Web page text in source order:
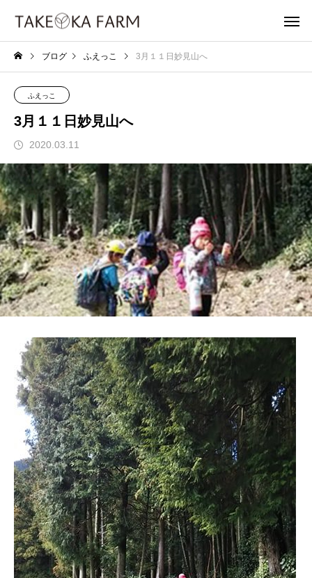
ブログ ふえっこ 3月１１日妙見山へ
ふえっこ
3月１１日妙見山へ
2020.03.11